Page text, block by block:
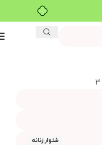
شلوار زنانه